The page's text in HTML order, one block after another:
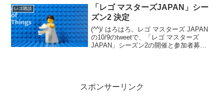
ィシャル！？ってくらいに、子供向けで
は無いホ...
レゴ雑談
「レゴ マスターズJAPAN」シー
ズン2 決定
(^^)/ はろはろ。レゴ マスターズ JAPAN
の10/9のtweetで、「レゴ マスターズ
JAPAN」シーズン2の開催と参加者募集
スポンサーリンク